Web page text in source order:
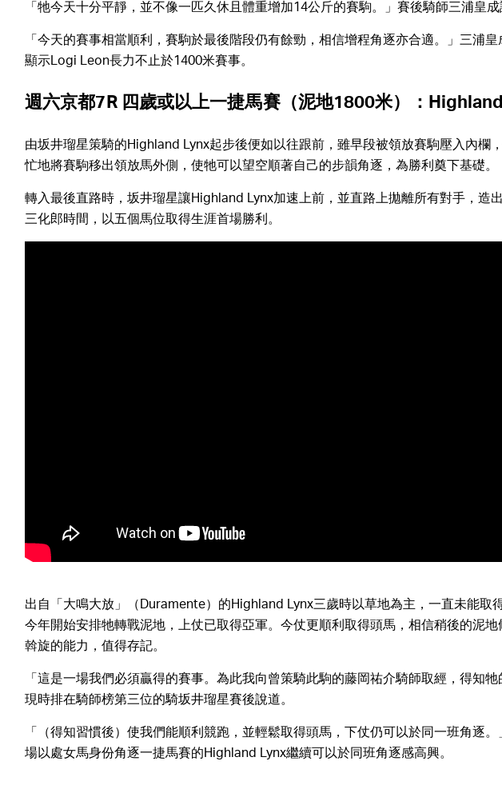
「牠今天十分平靜，並不像一匹久休且體重增加14公斤的賽駒。」賽後騎師三浦皇成
「今天的賽事相當順利，賽駒於最後階段仍有餘勁，相信增程角逐亦合適。」三浦
顯示Logi Leon長力不止於1400米賽事。
週六京都7R 四歲或以上一捷馬賽（泥地1800米）：
由坂井瑠星策騎的Highland Lynx起步後便如以往跟前，雖早段被領放賽駒壓入內欄
忙地將賽駒移出領放馬外側，使牠可以望空順著自己的步韻角逐，為勝利奠下基礎。
轉入最後直路時，坂井瑠星讓Highland Lynx加速上前，並直路上拋離所有對手，造
三化郎時間，以五個馬位取得生涯首場勝利。
出自「大鳴大放」（Duramente）的Highland Lynx三歲時以草地為主，一直未能取
今年開始安排牠轉戰泥地，上仗已取得亞軍。今仗更順利取得頭馬，相信稍後的泥地
斡旋的能力，值得存記。
「這是一場我們必須贏得的賽事。為此我向曾策騎此駒的藤岡祐介騎師取經，得知牠
現時排在騎師榜第三位的騎坂井瑠星賽後說道。
「（得知習慣後）使我們能順利競跑，並輕鬆取得頭馬，下仗仍可以於同一班角逐
場以處女馬身份角逐一捷馬賽的Highland Lynx繼續可以於同班角逐感高興。